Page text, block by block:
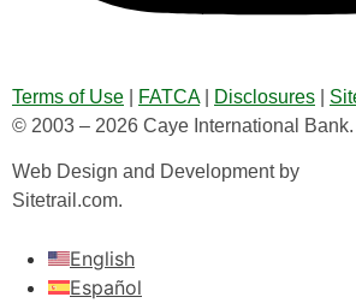
Terms of Use FATCA| Disclosures
© 2003 – 2026 Caye International Bank.
Web Design and Development by
Sitetrail.com.
English
Español